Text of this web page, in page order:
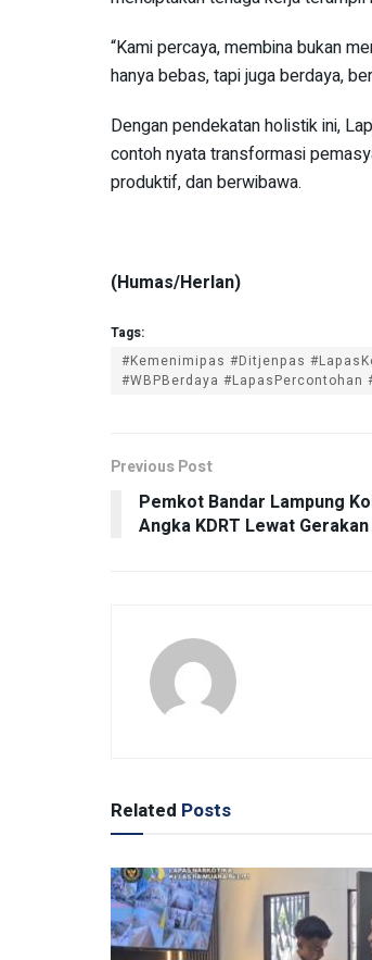
“Kami percaya, membina bukan
hanya bebas, tapi juga berdaya,
Dengan pendekatan holistik ini,
contoh nyata transformasi
produktif, dan berwibawa.
(Humas/Herlan)
Tags:
#Kemenimipas #Ditjenpas
#WBPBerdaya
Previous Post
Pemkot Bandar Lampung
Angka KDRT Lewat
Related Posts